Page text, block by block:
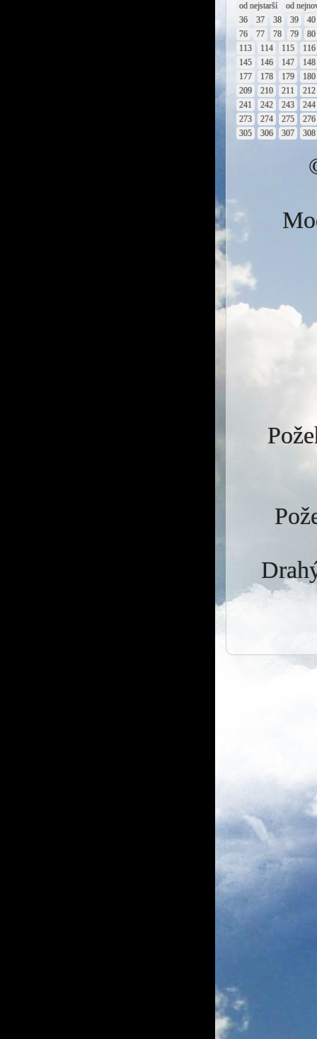
od nejstarší
od
36
37 38 39
40
76
77 78 79
80
113
114 115
116
145
146 147
148
177
178 179
180
209
210 211
212
241
242 243
244
273
274 275
276
305
306 307 308